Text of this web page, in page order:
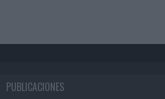
PUBLICACIONES